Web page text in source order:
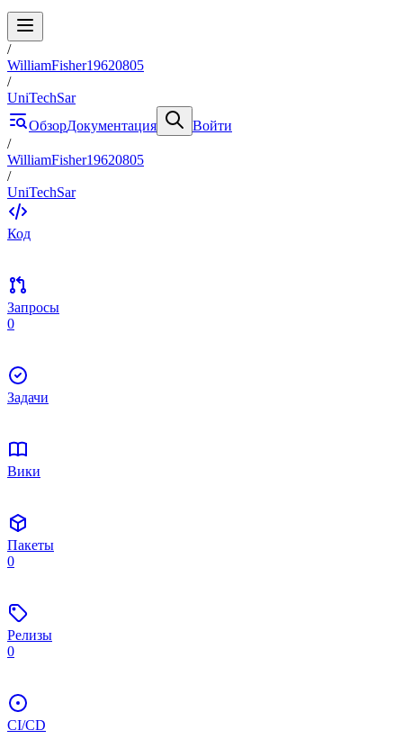
/
WilliamFisher19620805
/
UniTechSar
ОбзорДокументация
Войти
/
WilliamFisher19620805
/
UniTechSar
Код
Запросы
0
Задачи
Вики
Пакеты
0
Релизы
0
CI/CD